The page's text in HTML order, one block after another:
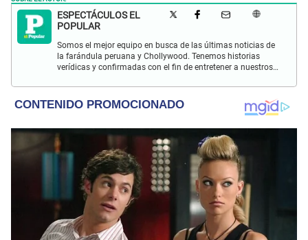
ESPECTÁCULOS EL
POPULAR
Somos el mejor equipo en busca de las últimas noticias de
la farándula peruana y Chollywood. Tenemos historias
verídicas y confirmadas con el fin de entretener a nuestros